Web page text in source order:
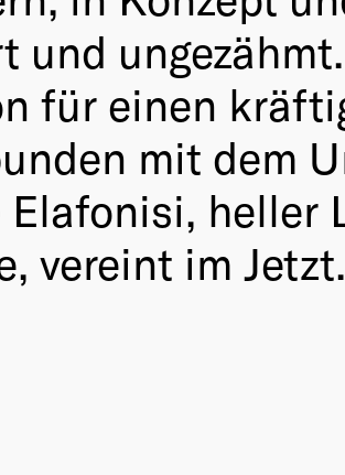
und
für einen
mit dem
heller
vereint im Jetzt.